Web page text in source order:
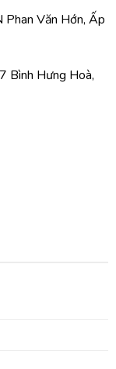
Văn Hớn, Ấp
Bình Hưng Hoà,